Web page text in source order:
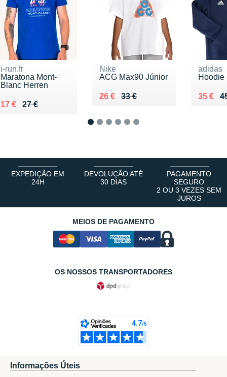
i-run.fr
Maratona Mont-
Blanc Herren
27 €
Au lieu de 27 €
17 €
Vendu 17 €
Nike
ACG Max90 Júnior
33 €
Au lieu de 33 €
26 €
Vendu 26 €
adidas
Hoodie
Au lieu
35 €
Vendu
EXPEDIÇÃO EM
24H
DEVOLUÇÃO ATÉ
30 DIAS
PAGAMENTO
SEGURO
2 OU 3 VEZES SEM
JUROS
MEIOS DE PAGAMENTO
OS NOSSOS TRANSPORTADORES
Informações Úteis